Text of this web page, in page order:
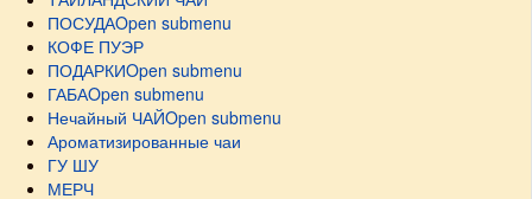
ПОСУДАOpen submenu
КОФЕ ПУЭР
ПОДАРКИOpen submenu
ГАБАOpen submenu
Нечайный ЧАЙOpen submenu
Ароматизированные чаи
ГУ ШУ
МЕРЧ